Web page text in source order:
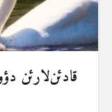
قادئن‌لارئن